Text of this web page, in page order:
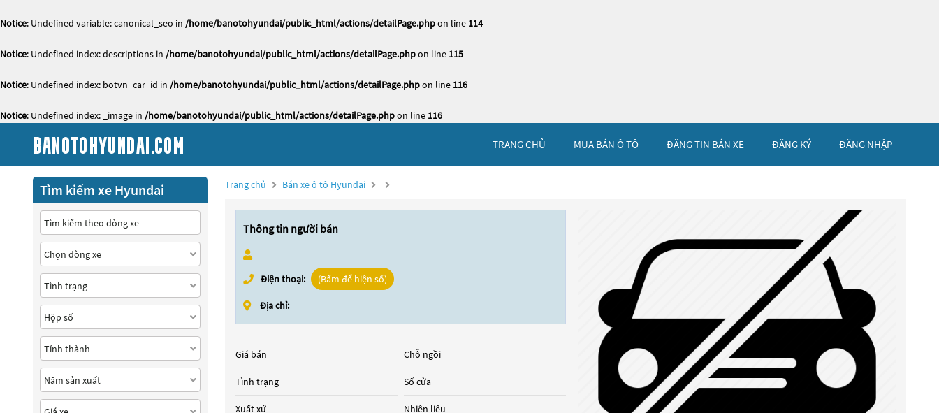
Notice: Undefined variable: canonical_seo in /home/banotohyundai/public_html/actions/detailPage.phpon line 114
Notice: Undefined index: descriptions in /home/banotohyundai/public_html/actions/detailPage.phpon line 115
Notice: Undefined index: botvn_car_id in /home/banotohyundai/public_html/actions/detailPage.phpon line 116
Notice: Undefined index: _image in /home/banotohyundai/public_html/actions/detailPage.phpon line 116
TRANG CHỦ MUA BÁN Ô TÔ ĐĂNG TIN BÁN XE ĐĂNG KÝ ĐĂNG NHẬP
Trang chủ Bán xe ô tô Hyundai
Thông tin người bán
Điện thoại: (Bấm để hiện số)
Địa chỉ:
Giá bán
Tình trạng
Xuất xứ
Chỗ ngồi
Số cửa
Nhiên liệu
Tìm kiếm xe Hyundai